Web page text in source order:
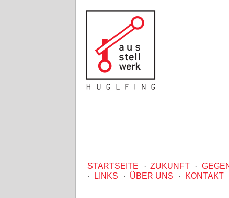
STARTSEITE ·ZUKUNFT ·
·
LINKS · ÜBER UNS · KONTAKT